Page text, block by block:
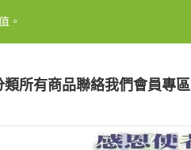
。
類所有商品聯絡我們會員專區